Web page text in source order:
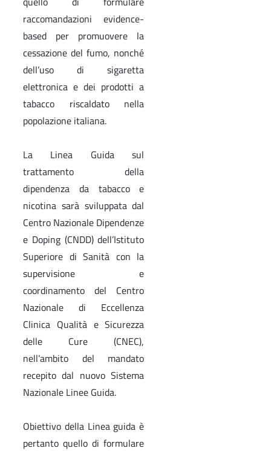
raccomandazioni evidence-
based per promuovere la
cessazione del fumo, nonché
dell’uso di sigaretta
elettronica e dei prodotti a
tabacco riscaldato nella
popolazione italiana.
La Linea Guida sul
trattamento della
dipendenza da tabacco e
nicotina sarà sviluppata dal
Centro Nazionale Dipendenze
e Doping (CNDD) dell’Istituto
Superiore di Sanità con la
supervisione e
coordinamento del Centro
Nazionale di Eccellenza
Clinica Qualità e Sicurezza
delle Cure (CNEC),
nell’ambito del mandato
recepito dal nuovo Sistema
Nazionale Linee Guida.
Obiettivo della Linea guida è
pertanto quello di formulare